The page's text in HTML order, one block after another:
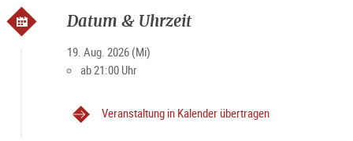
Datum & Uhrzeit
19. Aug. 2026 (Mi)
ab 21:00 Uhr
Veranstaltung in Kalender übertragen